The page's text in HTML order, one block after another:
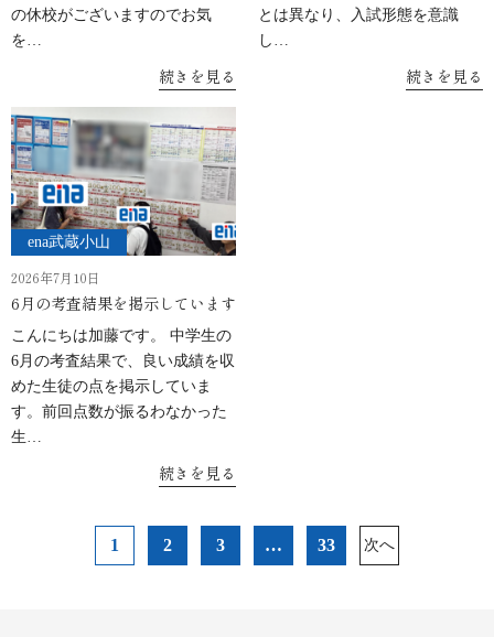
の休校がございますのでお気
を…
続きを見る
とは異なり、入試形態を意識
し…
続きを見る
ena武蔵小山
2026年7月10日
6月の考査結果を掲示しています
こんにちは加藤です。 中学生の
6月の考査結果で、良い成績を収
めた生徒の点を掲示していま
す。前回点数が振るわなかった
生…
続きを見る
1 2 3 … 33 次へ